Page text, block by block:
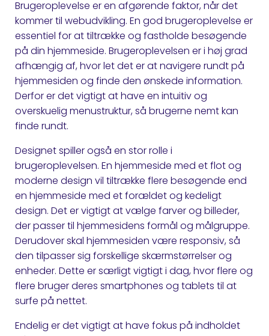
Brugeroplevelse er en afgørende faktor, når det
kommer til webudvikling. En god brugeroplevelse er
essentiel for at tiltrække og fastholde besøgende
på din hjemmeside. Brugeroplevelsen er i høj grad
afhængig af, hvor let det er at navigere rundt på
hjemmesiden og finde den ønskede information.
Derfor er det vigtigt at have en intuitiv og
overskuelig menustruktur, så brugerne nemt kan
finde rundt.
Designet spiller også en stor rolle i
brugeroplevelsen. En hjemmeside med et flot og
moderne design vil tiltrække flere besøgende end
en hjemmeside med et forældet og kedeligt
design. Det er vigtigt at vælge farver og billeder,
der passer til hjemmesidens formål og målgruppe.
Derudover skal hjemmesiden være responsiv, så
den tilpasser sig forskellige skærmstørrelser og
enheder. Dette er særligt vigtigt i dag, hvor flere og
flere bruger deres smartphones og tablets til at
surfe på nettet.
Endelig er det vigtigt at have fokus på indholdet